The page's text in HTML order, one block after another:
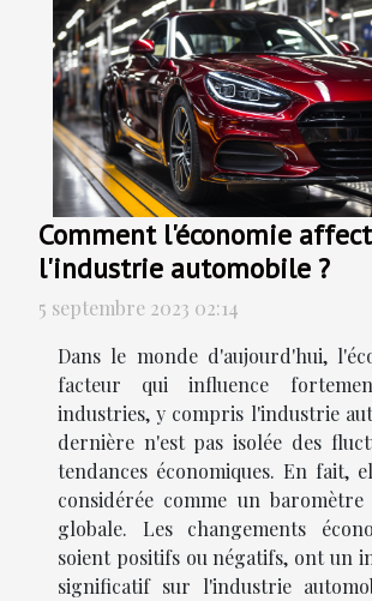
Comment l'économie
l'industrie automobile ?
5 septembre 2023 02:14
Dans le monde d'aujourd'hui,
facteur qui influence
industries, y compris l'industrie
dernière n'est pas isolée des
tendances économiques. En fait,
considérée comme un
globale. Les changements
soient positifs ou négatifs, ont un
significatif sur l'industrie